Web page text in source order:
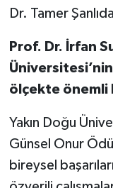
Dr. Tamer
Prof. Dr. İrfan
ölçekte önemli
Yakın Doğu
Günsel Onur
bireysel